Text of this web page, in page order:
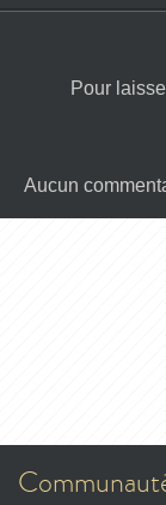
Pour
Aucun